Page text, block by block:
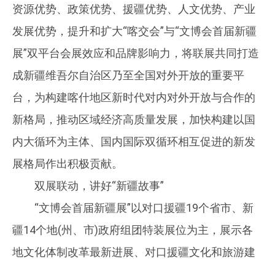
资源优势、政策优势、援疆优势、人文优势、产业
发展优势，提升和扩大“喀交会”与“文博会首届新疆
展”双平台会展效应和品牌影响力，将联展共同打造
成新疆维吾尔自治区乃至全国对外开放的重要平
台，为构建喀什地区新时代对内对外开放与合作的
新格局，推动区域经济高质量发展，加快构建以国
内大循环为主体、国内国际双循环相互促进的新发
展格局作出积极贡献。
双展联动，讲好“新疆故事”
“文博会首届新疆展”以对口援疆19个省市、新
疆14个地(州、市)政府组团特装展位为主，展示各
地文化体制改革最新进展、对口援疆文化和旅游建